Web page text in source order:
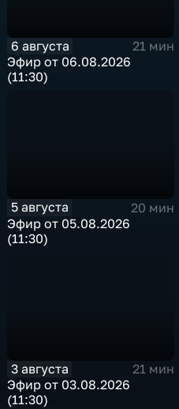
6 августа
21 мин
Эфир от 06.08.2026
(11:30)
5 августа
20 мин
Эфир от 05.08.2026
(11:30)
3 августа
21 мин
Эфир от 03.08.2026
(11:30)